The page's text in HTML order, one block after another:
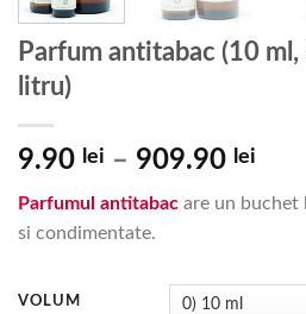
Parfum antitabac (10
litru)
9.90 lei – 909.90 lei
Parfumul antitabac are un buchet
si condimentate.
VOLUM